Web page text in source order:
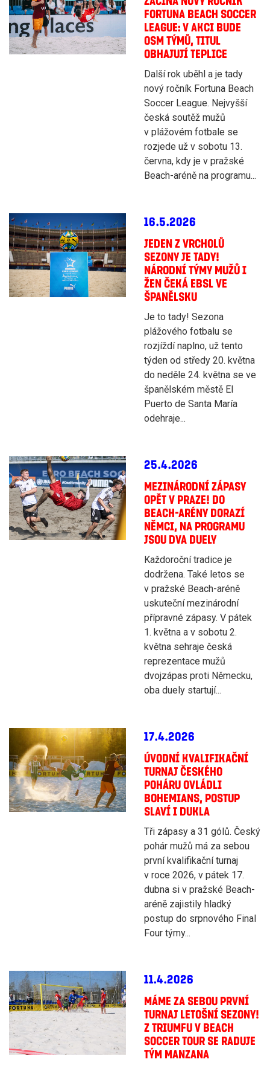
FORTUNA BEACH SOCCER
LEAGUE: V AKCI BUDE
OSM TÝMŮ, TITUL
OBHAJUJÍ TEPLICE
Další rok uběhl a je tady
nový ročník Fortuna Beach
Soccer League. Nejvyšší
česká soutěž mužů
v plážovém fotbale se
rozjede už v sobotu 13.
června, kdy je v pražské
Beach-aréně na programu...
16.5.2026
JEDEN Z VRCHOLŮ
SEZONY JE TADY!
NÁRODNÍ TÝMY MUŽŮ I
ŽEN ČEKÁ EBSL VE
ŠPANĚLSKU
Je to tady! Sezona
plážového fotbalu se
rozjíždí naplno, už tento
týden od středy 20. května
do neděle 24. května se ve
španělském městě El
Puerto de Santa María
odehraje...
25.4.2026
MEZINÁRODNÍ ZÁPASY
OPĚT V PRAZE! DO
BEACH-ARÉNY DORAZÍ
NĚMCI, NA PROGRAMU
JSOU DVA DUELY
Každoroční tradice je
dodržena. Také letos se
v pražské Beach-aréně
uskuteční mezinárodní
přípravné zápasy. V pátek
1. května a v sobotu 2.
května sehraje česká
reprezentace mužů
dvojzápas proti Německu,
oba duely startují...
17.4.2026
ÚVODNÍ KVALIFIKAČNÍ
TURNAJ ČESKÉHO
POHÁRU OVLÁDLI
BOHEMIANS, POSTUP
SLAVÍ I DUKLA
Tři zápasy a 31 gólů. Český
pohár mužů má za sebou
první kvalifikační turnaj
v roce 2026, v pátek 17.
dubna si v pražské Beach-
aréně zajistily hladký
postup do srpnového Final
Four týmy...
11.4.2026
MÁME ZA SEBOU PRVNÍ
TURNAJ LETOŠNÍ SEZONY!
Z TRIUMFU V BEACH
SOCCER TOUR SE RADUJE
TÝM MANZANA